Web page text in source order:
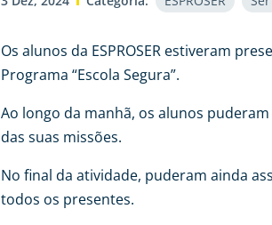
Os alunos da ESPROSER estiveram
Programa “Escola Segura”.
Ao longo da manhã, os alunos
das suas missões.
No final da atividade, puderam ainda
todos os presentes.